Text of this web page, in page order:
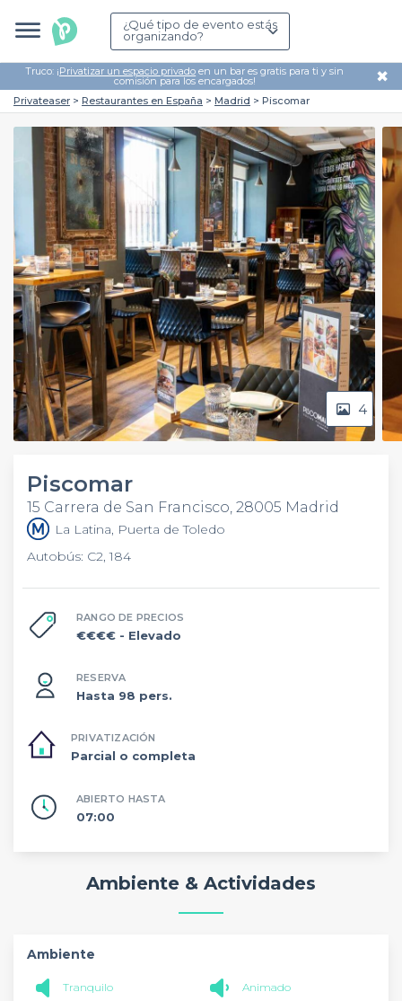
¿Qué tipo de evento estás
organizando?
Truco: ¡Privatizar un espacio privado en un bar es gratis para ti y sin
comisión para los encargados! ✖
Privateaser Restaurantes en España Madrid Piscomar
4
Piscomar
15 Carrera de San Francisco, 28005 Madrid
La Latina, Puerta de Toledo
Autobús: C2, 184
RANGO DE PRECIOS
€€€€ - Elevado
RESERVA
Hasta 98 pers.
PRIVATIZACIÓN
Parcial o completa
ABIERTO HASTA
07:00
Ambiente & Actividades
Ambiente
Tranquilo Animado